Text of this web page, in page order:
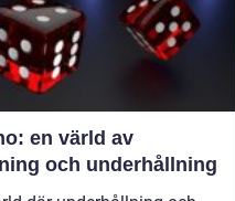
en värld av
och underhållning